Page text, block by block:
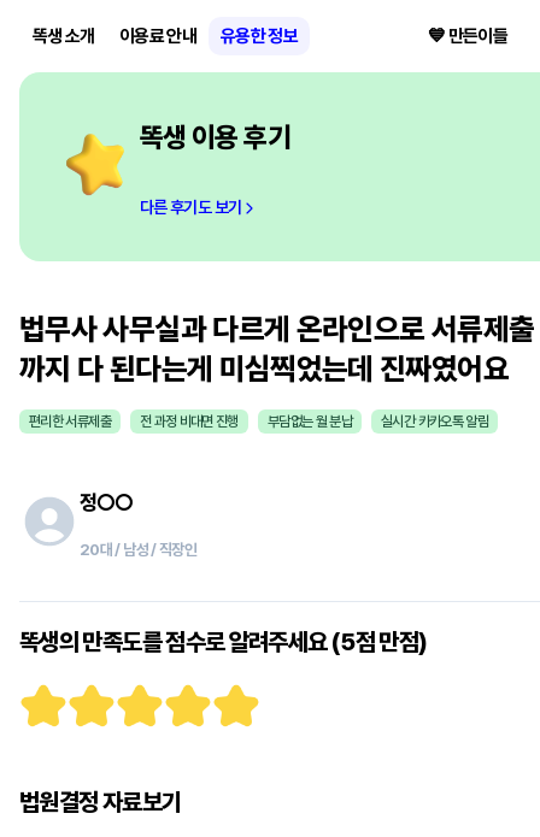
똑생 소개 이용료 안내 유용한 정보 💙 만든이들
똑생 이용 후기
다른 후기도 보기
법무사 사무실과 다르게 온라인으로 서류제출
까지 다 된다는게 미심찍었는데 진짜였어요
편리한 서류제출 전 과정 비대면 진행 부담없는 월 분납 실시간 카카오톡 알림
정○○
20대 / 남성 / 직장인
똑생의 만족도를 점수로 알려주세요 (5점 만점)
법원결정 자료보기